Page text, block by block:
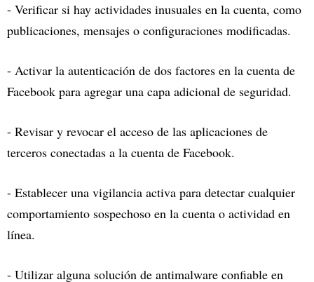
- Verificar si hay actividades inusuales en la cuenta, como
publicaciones, mensajes o configuraciones modificadas.
- Activar la autenticación de dos factores en la cuenta de
Facebook para agregar una capa adicional de seguridad.
- Revisar y revocar el acceso de las aplicaciones de
terceros conectadas a la cuenta de Facebook.
- Establecer una vigilancia activa para detectar cualquier
comportamiento sospechoso en la cuenta o actividad en
línea.
- Utilizar alguna solución de antimalware confiable en